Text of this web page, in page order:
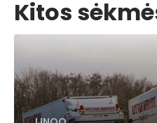
Kitos